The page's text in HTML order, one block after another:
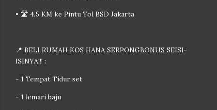
• 🛣 4.5 KM ke Pintu Tol BSD Jakarta
📍 BELI RUMAH KOS HANA SERPONGBONUS SEISI-
ISINYA!!! :
- 1 Tempat Tidur set
- 1 lemari baju